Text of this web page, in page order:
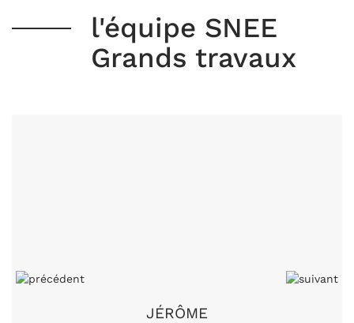
l'équipe SNEE
Grands travaux
JÉRÔME